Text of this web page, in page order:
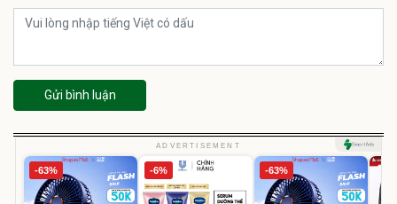
Gửi bình luận
ADVERTISEMENT
-63% -6% -63%